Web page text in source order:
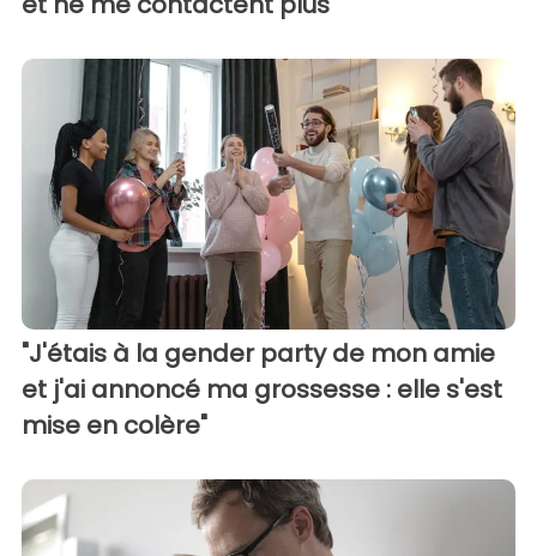
"J'étais à la gender party de mon amie
et j'ai annoncé ma grossesse : elle s'est
mise en colère"